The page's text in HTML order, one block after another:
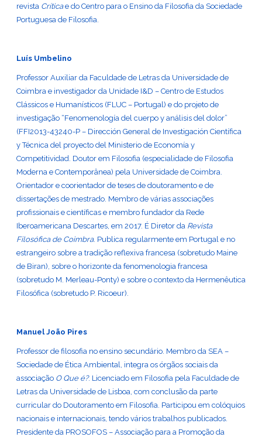
revista Críticae do Centro para o Ensino da Filosofia da Sociedade
Portuguesa de Filosofia.
Luís Umbelino
Professor Auxiliar da Faculdade de Letras da Universidade de
Coimbra e investigador da Unidade I&D – Centro de Estudos
Clássicos e Humanísticos (FLUC – Portugal) e do projeto de
investigação “Fenomenología del cuerpo y análisis del dolor”
(FFI2013-43240-P – Dirección General de Investigación Científica
y Técnica del proyecto del Ministerio de Economía y
Competitividad. Doutor em Filosofia (especialidade de Filosofia
Moderna e Contemporânea) pela Universidade de Coimbra.
Orientador e coorientador de teses de doutoramento e de
dissertações de mestrado. Membro de várias associações
profissionais e científicas e membro fundador da Rede
Iberoamericana Descartes, em 2017. É Diretor da Revista
Filosófica de Coimbra. Publica regularmente em Portugal e no
estrangeiro sobre a tradição reflexiva francesa (sobretudo Maine
de Biran), sobre o horizonte da fenomenologia francesa
(sobretudo M. Merleau-Ponty) e sobre o contexto da Hermenêutica
Filosófica (sobretudo P. Ricoeur).
Manuel João Pires
Professor de filosofia no ensino secundário. Membro da SEA –
Sociedade de Ética Ambiental, integra os órgãos sociais da
associação O Que é?. Licenciado em Filosofia pela Faculdade de
Letras da Universidade de Lisboa, com conclusão da parte
curricular do Doutoramento em Filosofia. Participou em colóquios
nacionais e internacionais, tendo vários trabalhos publicados.
Presidente da PROSOFOS – Associação para a Promoção da